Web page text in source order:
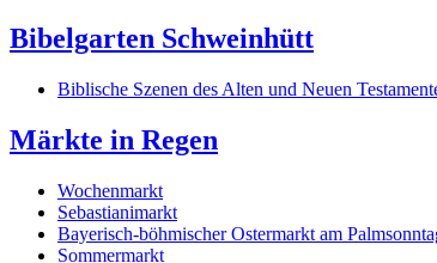
Bibelgarten Schweinhütt
Biblische Szenen des Alten und Neuen
Märkte in Regen
Wochenmarkt
Sebastianimarkt
Bayerisch-böhmischer Ostermarkt am
Sommermarkt